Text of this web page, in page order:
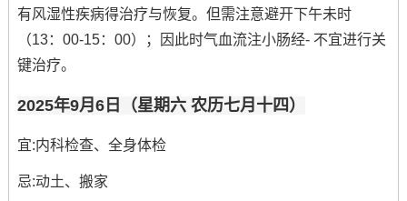
有风湿性疾病得治疗与恢复。但需注意避开下午未时
（13：00-15：00）；因此时气血流注小肠经- 不宜进行关
键治疗。
2025年9月6日（星期六 农历七月十四）
宜:内科检查、全身体检
忌:动土、搬家